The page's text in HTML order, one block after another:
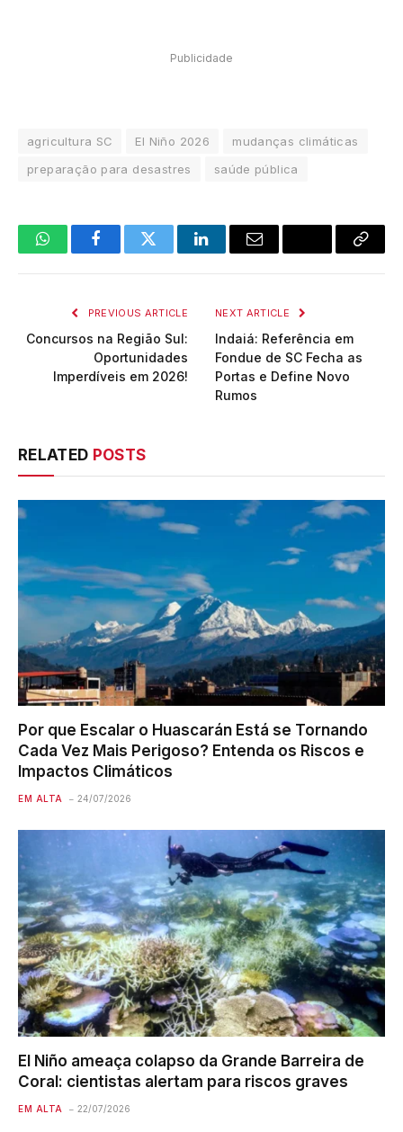
Publicidade
agricultura SC El Niño 2026
mudanças climáticas
preparação para desastres
saúde pública
WhatsAppFacebookTwitter LinkedInEmail
Copy
PREVIOUS ARTICLE
Concursos na Região Sul:
Oportunidades
Imperdíveis em 2026!
NEXT ARTICLE
Indaiá: Referência em
Fondue de SC Fecha as
Portas e Define Novo
Rumos
RELATED POSTS
Por que Escalar o Huascarán Está se Tornando
Cada Vez Mais Perigoso? Entenda os Riscos e
Impactos Climáticos
EM ALTA 24/07/2026
El Niño ameaça colapso da Grande Barreira de
Coral: cientistas alertam para riscos graves
EM ALTA 22/07/2026